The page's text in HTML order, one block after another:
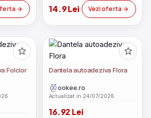
14.9 Lei Vezi oferta
Folclor Dantela autoadeziva Flora
ookee.ro
Actualizat in 24/07/2026
16.92 Lei